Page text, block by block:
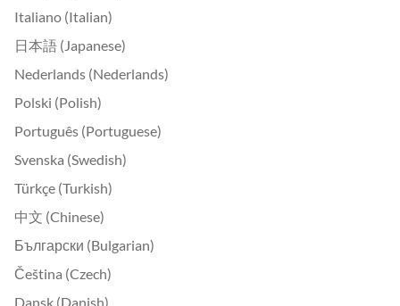
Italiano (Italian)
日本語 (Japanese)
Nederlands (Nederlands)
Polski (Polish)
Português (Portuguese)
Svenska (Swedish)
Türkçe (Turkish)
中文 (Chinese)
Български (Bulgarian)
Čeština (Czech)
Dansk (Danish)